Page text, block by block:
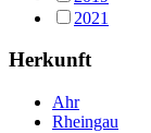
2021
Herkunft
Ahr
Rheingau